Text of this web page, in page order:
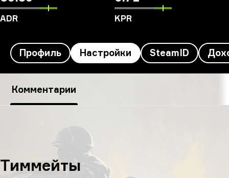
ADR KPR
Профиль Настройки SteamID
Комментарии
Тиммейты